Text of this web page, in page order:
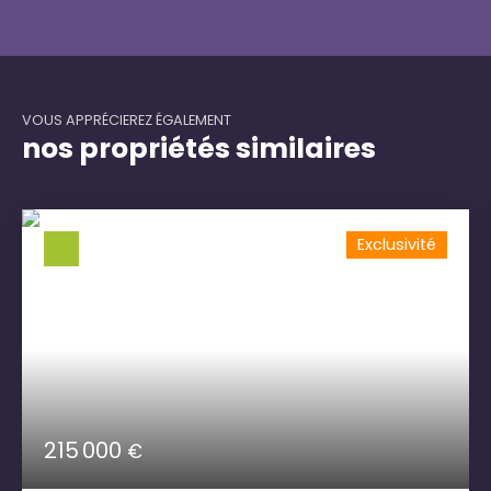
VOUS APPRÉCIEREZ ÉGALEMENT
nos propriétés similaires
215 000€
Exclusivité